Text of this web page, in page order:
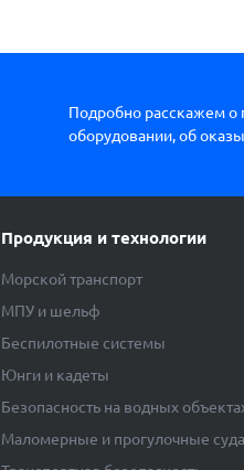
Подробно расскажем
оборудовании, об
Продукция и технологии
Морской транспорт
МПУ и шельф
Беспилотные системы
Юнги и кадеты
Безопасность на водных
Маломерные и прогулочные суда